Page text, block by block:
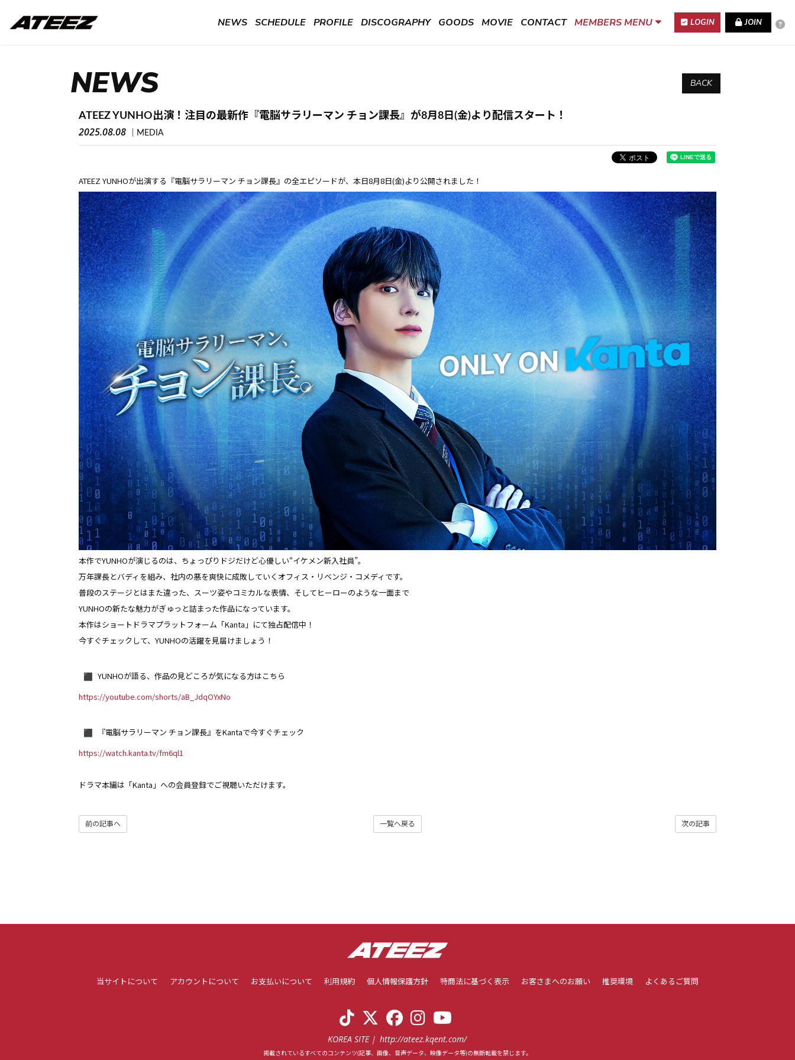
NEWS SCHEDULE PROFILE DISCOGRAPHY GOODS MOVIE CONTACT MEMBERS MENU LOGIN JOIN
NEWS BACK
ATEEZ YUNHO出演！注目の最新作『電脳サラリーマン チョン課長』が8月8日(金)より配信スタート！
2025.08.08 MEDIA
ATEEZ YUNHOが出演する『電脳サラリーマン チョン課長』の全エピソードが、本日8月8日(金)より公開されました！
本作でYUNHOが演じるのは、ちょっぴりドジだけど心優しい“イケメン新入社員”。
万年課長とバディを組み、 社内の悪を爽快に成敗していくオフィス・リベンジ・ コメディです。
普段のステージとはまた違った、スーツ姿やコミカルな表情、 そしてヒーローのような一面まで――
YUNHOの新たな魅力がぎゅっと詰まった作品になっています。
本作はショートドラマプラットフォーム「Kanta」 にて独占配信中！
今すぐチェックして、YUNHOの活躍を見届けましょう！
︎YUNHOが語る、作品の見どころが気になる方はこちら
https://youtube.com/shorts/aB_ JdqOYxNo
︎『電脳サラリーマン チョン課長』をKantaで今すぐチェック
https://watch.kanta.tv/fm6ql1
ドラマ本編は「Kanta」への会員登録でご視聴いただけます。
次の記事
一覧へ戻る
前の記事へ
当サイトについて アカウントについて お支払いについて 利用規約 個人情報保護方針 特商法に基づく表示 お客さまへのお願い 推奨環境 よくあるご質問
KOREA SITE http://ateez.kqent.com/
掲載されているすべてのコンテンツ(記事、画像、音声データ、映像データ等)の無断転載を禁じます。